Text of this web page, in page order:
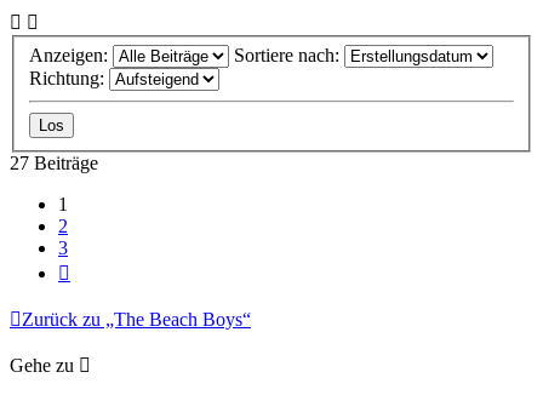
Anzeigen:
Sortiere nach:
Richtung:
27 Beiträge
1
2
3
Zurück zu „The Beach Boys“
Gehe zu